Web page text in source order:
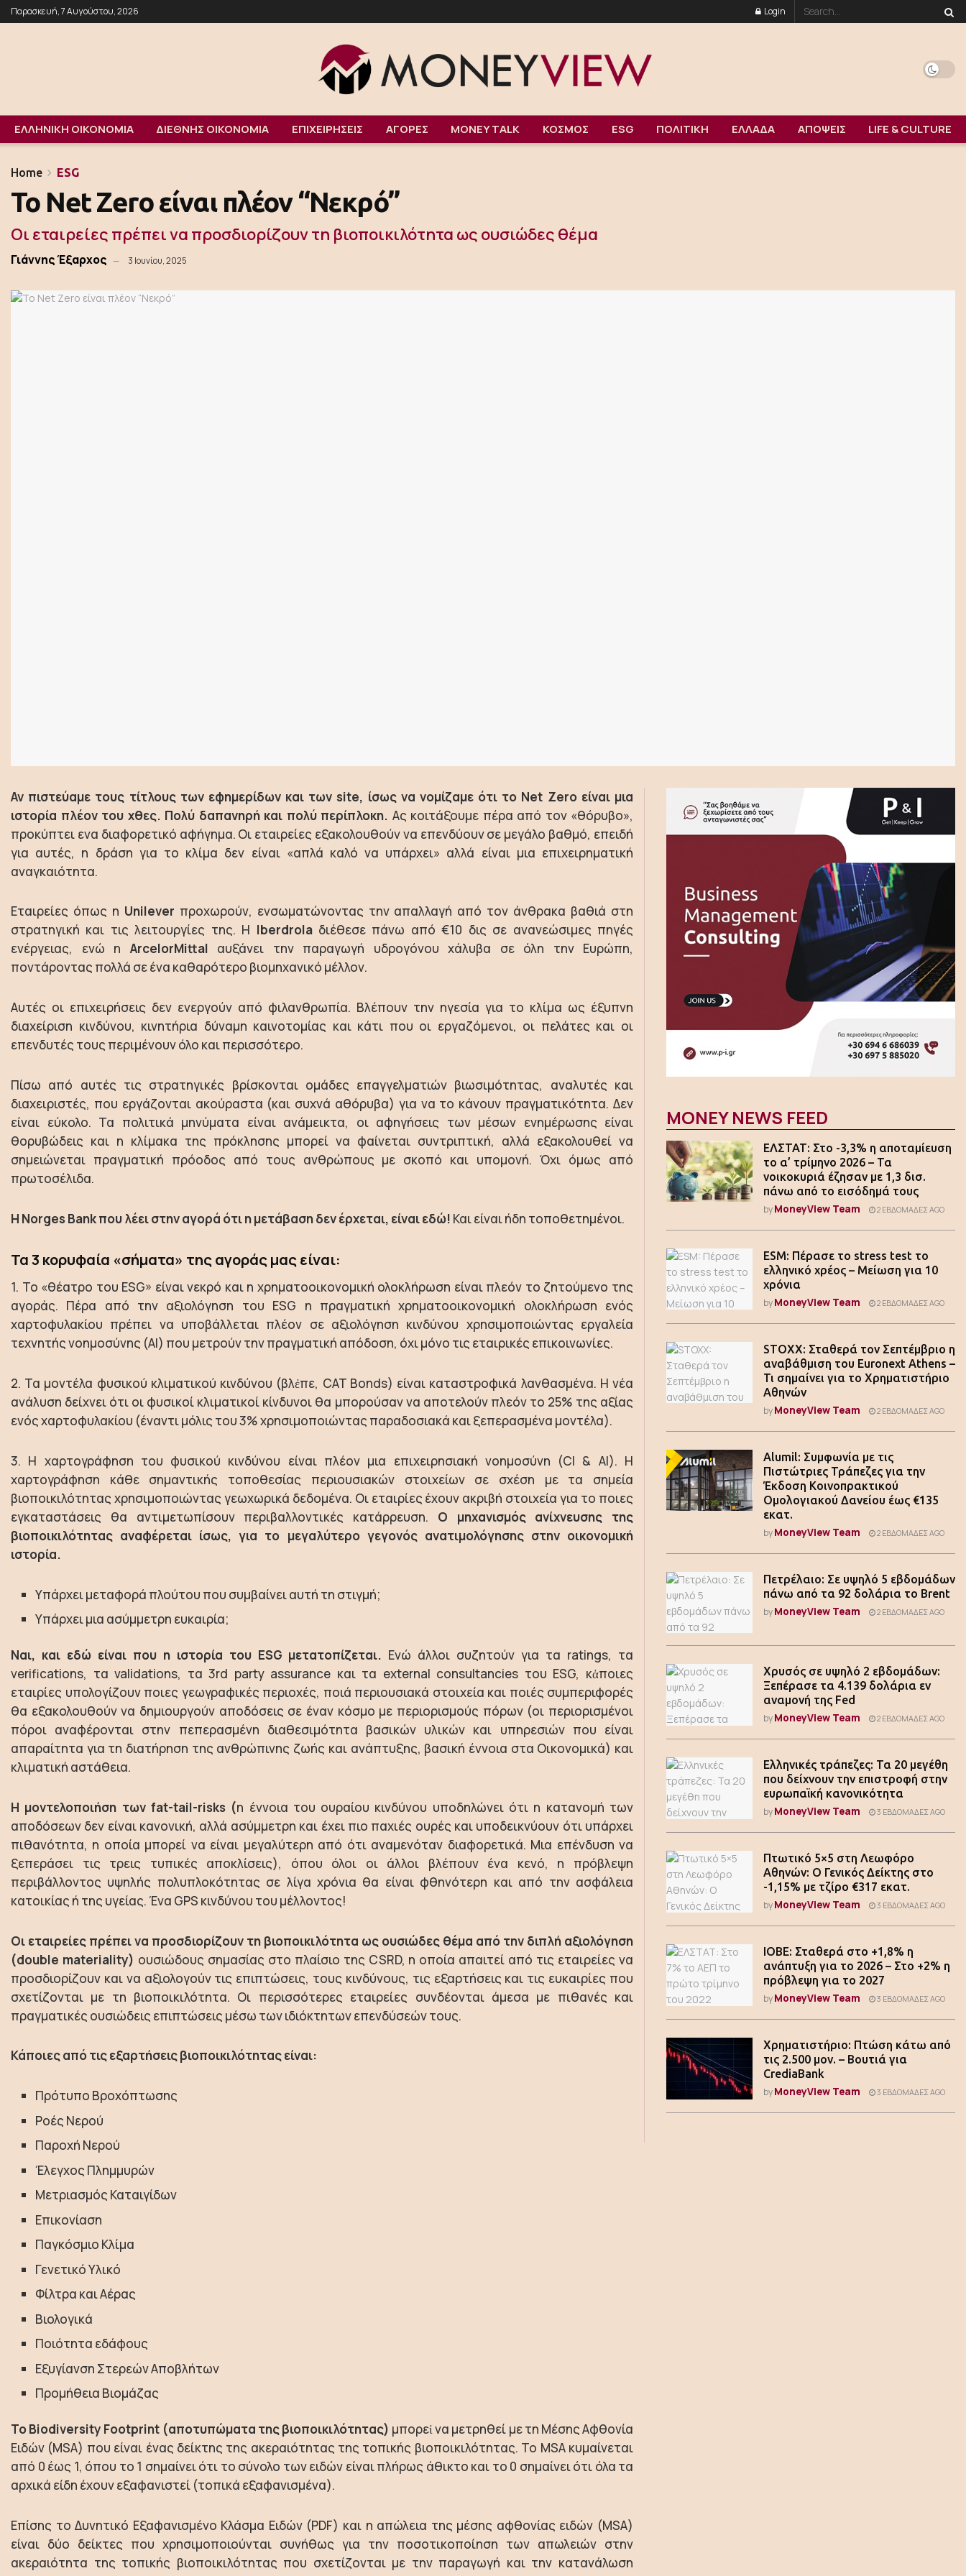
Παρασκευή, 7 Αυγούστου, 2026 Login
ΕΛΛΗΝΙΚΗ ΟΙΚΟΝΟΜΙΑ ΔΙΕΘΝΗΣ ΟΙΚΟΝΟΜΙΑ ΕΠΙΧΕΙΡΗΣΕΙΣ ΑΓΟΡΕΣ MONEY TALK ΚΟΣΜΟΣ ESG ΠΟΛΙΤΙΚΗ ΕΛΛΑΔΑ ΑΠΟΨΕΙΣ LIFE & CULTURE
Home ESG
Το Net Zero είναι πλέον “Νεκρό”
Οι εταιρείες πρέπει να προσδιορίζουν τη βιοποικιλότητα ως ουσιώδες θέμα
Γιάννης Έξαρχος 3 Ιουνίου, 2025
Αν πιστεύαμε τους τίτλους των εφημερίδων και των site, ίσως να νομίζαμε ότι το Net Zero είναι μια
ιστορία πλέον του χθες. Πολύ δαπανηρή και πολύ περίπλοκη. Ας κοιτάξουμε πέρα από τον «θόρυβο»,
προκύπτει ενα διαφορετικό αφήγημα. Οι εταιρείες εξακολουθούν να επενδύουν σε μεγάλο βαθμό, επειδή
για αυτές, η δράση για το κλίμα δεν είναι «απλά καλό να υπάρχει» αλλά είναι μια επιχειρηματική
αναγκαιότητα.
Εταιρείες όπως η Unilever προχωρούν, ενσωματώνοντας την απαλλαγή από τον άνθρακα βαθιά στη
στρατηγική και τις λειτουργίες της. Η Iberdrolaδιέθεσε πάνω από €10 δις σε ανανεώσιμες πηγές
ενέργειας, ενώ η ArcelorMittal αυξάνει την παραγωγή υδρογόνου χάλυβα σε όλη την Ευρώπη,
ποντάροντας πολλά σε ένα καθαρότερο βιομηχανικό μέλλον.
Αυτές οι επιχειρήσεις δεν ενεργούν από φιλανθρωπία. Βλέπουν την ηγεσία για το κλίμα ως έξυπνη
διαχείριση κινδύνου, κινητήρια δύναμη καινοτομίας και κάτι που οι εργαζόμενοι, οι πελάτες και οι
επενδυτές τους περιμένουν όλο και περισσότερο.
Πίσω από αυτές τις στρατηγικές βρίσκονται ομάδες επαγγελματιών βιωσιμότητας, αναλυτές και
διαχειριστές, που εργάζονται ακούραστα (και συχνά αθόρυβα) για να το κάνουν πραγματικότητα. Δεν
είναι εύκολο. Τα πολιτικά μηνύματα είναι ανάμεικτα, οι αφηγήσεις των μέσων ενημέρωσης είναι
θορυβώδεις και η κλίμακα της πρόκλησης μπορεί να φαίνεται συντριπτική, αλλά εξακολουθεί να
σημειώνεται πραγματική πρόοδος από τους ανθρώπους με σκοπό και υπομονή. Όχι όμως από
πρωτοσέλιδα.
Η Norges Bank που λέει στην αγορά ότι η μετάβαση δεν έρχεται, είναι εδώ! Και είναι ήδη τοποθετημένοι.
Τα 3 κορυφαία «σήματα» της αγοράς μας είναι:
1. Το «θέατρο του ESG» είναι νεκρό και η χρηματοοικονομική ολοκλήρωση είναι πλεόν το ζητούμενο της
αγοράς. Πέρα από την αξιολόγηση του ESG η πραγματική χρηματοοικονομική ολοκλήρωση ενός
χαρτοφυλακίου πρέπει να υποβάλλεται πλέον σε αξιολόγηση κινδύνου χρησιμοποιώντας εργαλεία
τεχνητής νοημοσύνης (ΑΙ) που μετρούν την πραγματική απόδοση, όχι μόνο τις εταιρικές επικοινωνίες.
2. Τα μοντέλα φυσικού κλιματικού κινδύνου (βλἐπε, CAT Bonds) είναι καταστροφικά λανθασμένα. Η νέα
ανάλυση δείχνει ότι οι φυσικοί κλιματικοί κίνδυνοι θα μπορούσαν να αποτελούν πλεόν το 25% της αξίας
ενός χαρτοφυλακίου (έναντι μόλις του 3% χρησιμοποιώντας παραδοσιακά και ξεπερασμένα μοντέλα).
3. Η χαρτογράφηση του φυσικού κινδύνου είναι πλέον μια επιχειρησιακή νοημοσύνη (CI & ΑΙ). Η
χαρτογράφηση κάθε σημαντικής τοποθεσίας περιουσιακών στοιχείων σε σχέση με τα σημεία
βιοποικιλότητας χρησιμοποιώντας γεωχωρικά δεδομένα. Οι εταιρίες έχουν ακριβή στοιχεία για το ποιες
εγκαταστάσεις θα αντιμετωπίσουν περιβαλλοντικές κατάρρευση. Ο μηχανισμός ανίχνευσης της
βιοποικιλότητας αναφέρεται ίσως, για το μεγαλύτερο γεγονός ανατιμολόγησης στην οικονομική
ιστορία.
Υπάρχει μεταφορά πλούτου που συμβαίνει αυτή τη στιγμή;
Υπάρχει μια ασύμμετρη ευκαιρία;
Ναι, και εδώ είναι που η ιστορία του ESG μετατοπίζεται. Ενώ άλλοι συζητούν για τα ratings, τα
verifications, τα validations, τα 3rd party assurance και τα external consultancies του ESG, κἀποιες
εταιρίες υπολογίζουν ποιες γεωγραφικές περιοχές, ποιά περιουσιακά στοιχεία και ποιές συμπεριφορές
θα εξακολουθούν να δημιουργούν αποδόσεις σε έναν κόσμο με περιορισμούς πόρων (οι περιορισμένοι
πόροι αναφέρονται στην πεπερασμένη διαθεσιμότητα βασικών υλικών και υπηρεσιών που είναι
απαραίτητα για τη διατήρηση της ανθρώπινης ζωής και ανάπτυξης, βασική έννοια στα Οικονομικά) και
κλιματική αστάθεια.
Η μοντελοποιήση των fat-tail-risks (η έννοια του ουραίου κινδύνου υποδηλώνει ότι η κατανομή των
αποδόσεων δεν είναι κανονική, αλλά ασύμμετρη και έχει πιο παχιές ουρές και υποδεικνύουν ότι υπάρχει
πιθανότητα, η οποία μπορεί να είναι μεγαλύτερη από ότι αναμενόταν διαφορετικά. Μια επένδυση να
ξεπεράσει τις τρεις τυπικές αποκλίσεις), όπου όλοι οι άλλοι βλέπουν ένα κενό, η πρόβλεψη
περιβάλλοντος υψηλής πολυπλοκότητας σε λίγα χρόνια θα είναι φθηνότερη και από την ασφάλεια
κατοικίας ή της υγείας. Ένα GPS κινδύνου του μέλλοντος!
Οι εταιρείες πρέπει να προσδιορίζουν τη βιοποικιλότητα ως ουσιώδες θέμα από την διπλή αξιολόγηση
(double materiality) ουσιώδους σημασίας στο πλαίσιο της CSRD, η οποία απαιτεί από τις εταιρείες να
προσδιορίζουν και να αξιολογούν τις επιπτώσεις, τους κινδύνους, τις εξαρτήσεις και τις ευκαιρίες που
σχετίζονται με τη βιοποικιλότητα. Οι περισσότερες εταιρείες συνδέονται άμεσα με πιθανές και
πραγματικές ουσιώδεις επιπτώσεις μέσω των ιδιόκτητων επενδύσεών τους.
Κάποιες από τις εξαρτήσεις βιοποικιλότητας είναι:
Πρότυπο Βροχόπτωσης
Ροές Νερού
Παροχή Νερού
Έλεγχος Πλημμυρών
Μετριασμός Καταιγίδων
Επικονίαση
Παγκόσμιο Κλίμα
Γενετικό Υλικό
Φίλτρα και Αέρας
Βιολογικά
Ποιότητα εδάφους
Εξυγίανση Στερεών Αποβλήτων
Προμήθεια Βιομάζας
Το Biodiversity Footprint (αποτυπώματα της βιοποικιλότητας) μπορεἰ να μετρηθεί με τη Μέσης Αφθονία
Ειδών (MSA) που είναι ένας δείκτης της ακεραιότητας της τοπικής βιοποικιλότητας. Το MSA κυμαίνεται
από 0 έως 1, όπου το 1 σημαίνει ότι το σύνολο των ειδών είναι πλήρως άθικτο και το 0 σημαίνει ότι όλα τα
αρχικά είδη έχουν εξαφανιστεί (τοπικά εξαφανισμένα).
Επίσης το Δυνητικό Εξαφανισμένο Κλάσμα Ειδών (PDF) και η απώλεια της μέσης αφθονίας ειδών (MSA)
είναι δύο δείκτες που χρησιμοποιούνται συνήθως για την ποσοτικοποίηση των απωλειών στην
ακεραιότητα της τοπικής βιοποικιλότητας που σχετίζονται με την παραγωγή και την κατανάλωση
MONEY NEWS FEED
ΕΛΣΤΑΤ: Στο -3,3% η αποταμίευση
το α’ τρίμηνο 2026 – Τα
νοικοκυριά έζησαν με 1,3 δισ.
πάνω από το εισόδημά τους
byMoneyView Team 2 ΕΒΔΟΜΆΔΕΣ AGO
ESM: Πέρασε το stress test το
ελληνικό χρέος – Μείωση για 10
χρόνια
byMoneyView Team 2 ΕΒΔΟΜΆΔΕΣ AGO
STOXX: Σταθερά τον Σεπτέμβριο η
αναβάθμιση του Euronext Athens –
Τι σημαίνει για το Χρηματιστήριο
Αθηνών
byMoneyView Team 2 ΕΒΔΟΜΆΔΕΣ AGO
Alumil: Συμφωνία με τις
Πιστώτριες Τράπεζες για την
Έκδοση Κοινοπρακτικού
Ομολογιακού Δανείου έως €135
εκατ.
byMoneyView Team 2 ΕΒΔΟΜΆΔΕΣ AGO
Πετρέλαιο: Σε υψηλό 5 εβδομάδων
πάνω από τα 92 δολάρια το Brent
byMoneyView Team 2 ΕΒΔΟΜΆΔΕΣ AGO
Χρυσός σε υψηλό 2 εβδομάδων:
Ξεπέρασε τα 4.139 δολάρια εν
αναμονή της Fed
byMoneyView Team 2 ΕΒΔΟΜΆΔΕΣ AGO
Ελληνικές τράπεζες: Τα 20 μεγέθη
που δείχνουν την επιστροφή στην
ευρωπαϊκή κανονικότητα
byMoneyView Team 3 ΕΒΔΟΜΆΔΕΣ AGO
Πτωτικό 5×5 στη Λεωφόρο
Αθηνών: Ο Γενικός Δείκτης στο
-1,15% με τζίρο €317 εκατ.
byMoneyView Team 3 ΕΒΔΟΜΆΔΕΣ AGO
ΙΟΒΕ: Σταθερά στο +1,8% η
ανάπτυξη για το 2026 – Στο +2% η
πρόβλεψη για το 2027
byMoneyView Team 3 ΕΒΔΟΜΆΔΕΣ AGO
Χρηματιστήριο: Πτώση κάτω από
τις 2.500 μον. – Βουτιά για
CrediaBank
byMoneyView Team 3 ΕΒΔΟΜΆΔΕΣ AGO